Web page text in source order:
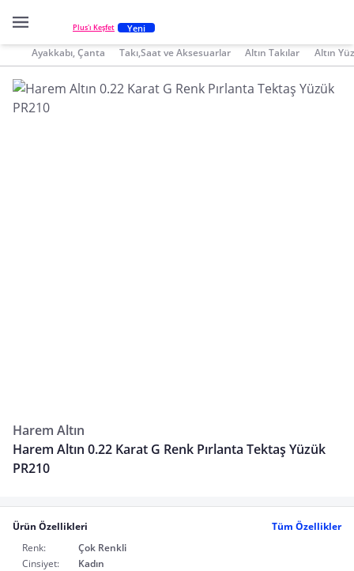
Plus'ı Keşfet Yeni
Ayakkabı, Çanta Takı,Saat ve Aksesuarlar Altın Takılar Altın
Harem Altın
Harem Altın 0.22 Karat G Renk Pırlanta Tektaş Yüzük
PR210
Ürün Özellikleri
Tüm Özellikler
Renk:
Çok Renkli
Cinsiyet:
Kadın